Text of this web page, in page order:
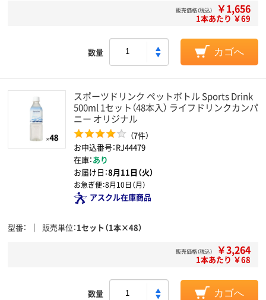
販売価格（税込） ￥1,656
1本あたり ￥69
数量 カゴへ
スポーツドリンク ペットボトル Sports Drink
500ml 1セット（48本入） ライフドリンクカンパ
ニー オリジナル
（7件）
お申込番号：RJ44479
在庫：あり
お届け日：8月11日（火）
お急ぎ便：8月10日（月）
アスクル在庫商品
型番 販売単位 1セット（1本×48）
販売価格（税込） ￥3,264
1本あたり ￥68
数量 カゴへ